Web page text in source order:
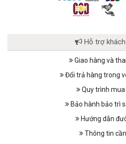
Hỗ trợ
Giao hàng và
Đổi trả hàng trong
Quy trình mua
Bảo hành bảo trì
Hướng dẫn
Thông tin